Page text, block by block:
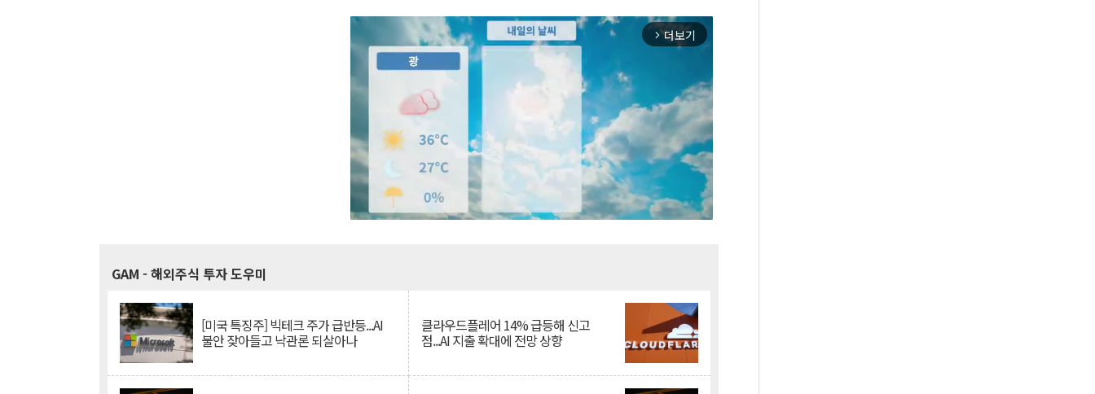
arrow_forward_ios 더보기
GAM - 해외주식 투자 도우미
[미국 특징주] 빅테크 주가 급반등...AI
불안 잦아들고 낙관론 되살아나
클라우드플레어 14% 급등해 신고
점...AI 지출 확대에 전망 상향